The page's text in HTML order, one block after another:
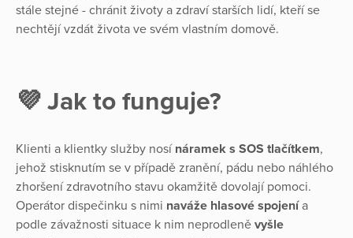
stále stejné - chránit životy a zdraví starších lidí, kteří se
nechtějí vzdát života ve svém vlastním domově.
💜 Jak to funguje?
Klienti a klientky služby nosí náramek s SOS tlačítkem,
jehož stisknutím se v případě zranění, pádu nebo náhlého
zhoršení zdravotního stavu okamžitě dovolají pomoci.
Operátor dispečinku s nimi naváže hlasové spojenía
podle závažnosti situace k nim neprodleně vyšle